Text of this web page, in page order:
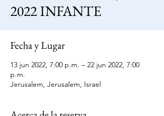
2022 INFANTE
Fecha y Lugar
13 jun 2022, 7:00 p.m. – 22 jun 2022, 7:00
p.m.
Jerusalem, Jerusalem, Israel